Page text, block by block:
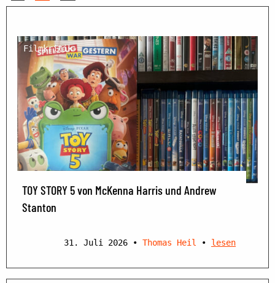
Filmkritik
TOY STORY 5 von McKenna Harris und Andrew
Stanton
31. Juli 2026 • Thomas Heil • lesen